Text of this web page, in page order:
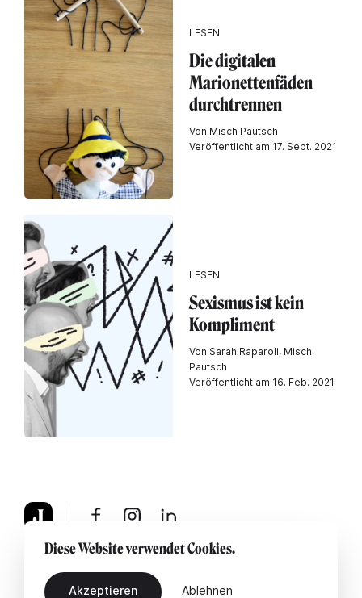
LESEN
Die digitalen
Marionettenfäden
durchtrennen
Von Misch Pautsch
Veröffentlicht am 17. Sept. 2021
LESEN
Sexismus ist kein
Kompliment
Von Sarah Raparoli, Misch
Pautsch
Veröffentlicht am 16. Feb. 2021
Über uns Rechtshinweis Kontaktiere uns
Diese Website verwendet Cookies.
Akzeptieren Ablehnen